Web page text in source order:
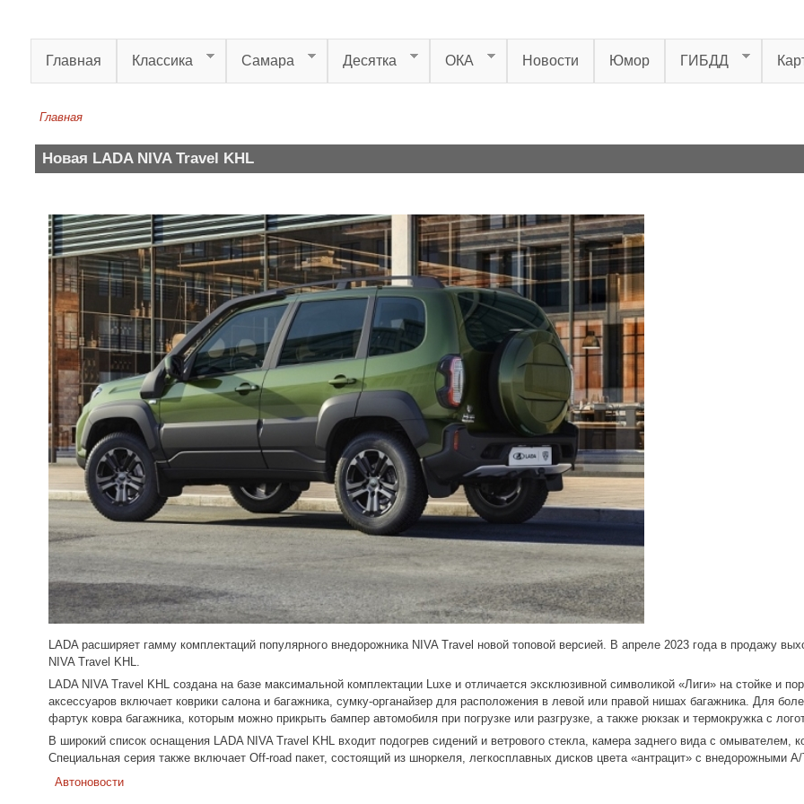
Главная Классика Самара Десятка ОКА Новости Юмор ГИБДД
Главная
Новая LADA NIVA Travel KHL
LADA расширяет гамму комплектаций популярного внедорожника NIVA Travel новой топовой версией. В апреле 2023 года в продажу
NIVA Travel KHL.
LADA NIVA Travel KHL создана на базе максимальной комплектации Luxe и отличается эксклюзивной символикой «Лиги» на стойке и
аксессуаров включает коврики салона и багажника, сумку-органайзер для расположения в левой или правой нишах багажника. Для
фартук ковра багажника, которым можно прикрыть бампер автомобиля при погрузке или разгрузке, а также рюкзак и термокружка с
В широкий список оснащения LADA NIVA Travel KHL входит подогрев сидений и ветрового стекла, камера заднего вида с омывателем,
Специальная серия также включает Off-road пакет, состоящий из шноркеля, легкосплавных дисков цвета «антрацит» с внедорожными
Автоновости